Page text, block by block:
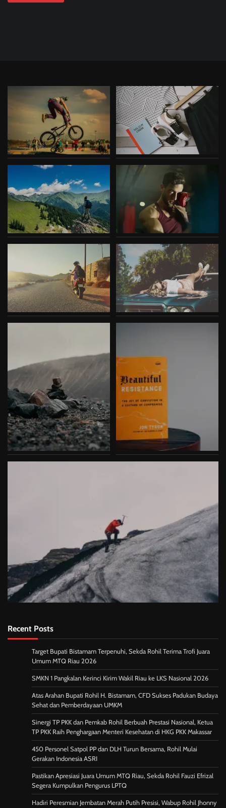
Recent Posts
Target Bupati Bistamam Terpenuhi, Sekda Rohil Terima Trofi Juara
Umum MTQ Riau 2026
SMKN 1 Pangkalan Kerinci Kirim Wakil Riau ke LKS Nasional 2026
Atas Arahan Bupati Rohil H. Bistamam, CFD Sukses Padukan Budaya
Sehat dan Pemberdayaan UMKM
Sinergi TP PKK dan Pemkab Rohil Berbuah Prestasi Nasional, Ketua
TP PKK Raih Penghargaan Menteri Kesehatan di HKG PKK Makassar
450 Personel Satpol PP dan DLH Turun Bersama, Rohil Mulai
Gerakan Indonesia ASRI
Pastikan Apresiasi Juara Umum MTQ Riau, Sekda Rohil Fauzi Efrizal
Segera Kumpulkan Pengurus LPTQ
Hadiri Peresmian Jembatan Merah Putih Presisi, Wabup Rohil Jhonny